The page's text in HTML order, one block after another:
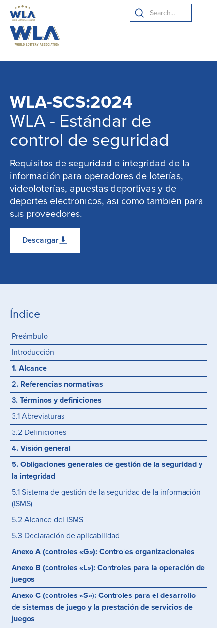
WLA-SCS:2024
WLA - Estándar de
control de seguridad
Requisitos de seguridad e integridad de la
información para operadores de loterías,
videoloterías, apuestas deportivas y de
deportes electrónicos, asi como también para
sus proveedores.
Descargar
Índice
Preámbulo
Introducción
1. Alcance
2. Referencias normativas
3. Términos y definiciones
3.1 Abreviaturas
3.2 Definiciones
4. Visión general
5. Obligaciones generales de gestión de la seguridad y
la integridad
5.1 Sistema de gestión de la seguridad de la información
(ISMS)
5.2 Alcance del ISMS
5.3 Declaración de aplicabilidad
Anexo A (controles «G»): Controles organizacionales
Anexo B (controles «L»): Controles para la operación de
juegos
Anexo C (controles «S»): Controles para el desarrollo
de sistemas de juego y la prestación de servicios de
juegos